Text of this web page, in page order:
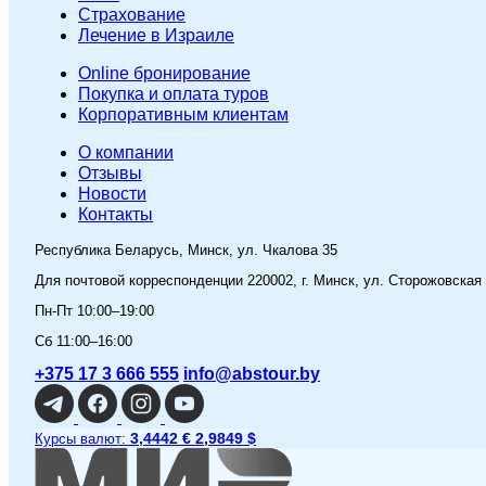
Страхование
Лечение в Израиле
Online бронирование
Покупка и оплата туров
Корпоративным клиентам
O компании
Отзывы
Новости
Контакты
Республика Беларусь, Минск, ул. Чкалова 35
Для почтовой корреспонденции 220002, г. Минск, ул. Сторожовская
Пн-Пт 10:00–19:00
Сб 11:00–16:00
+375 17 3 666 555 info@abstour.by
Курсы валют: 3,4442 € 2,9849 $